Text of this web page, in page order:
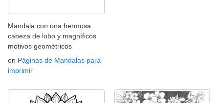
Mandala con una hermosa
cabeza de lobo y magníficos
motivos geométricos
en Páginas de Mandalas para
imprimir